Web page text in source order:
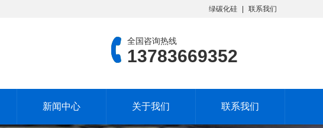
绿碳化硅 联系我们
全国咨询热线
13783669352
新闻中心 关于我们 联系我们